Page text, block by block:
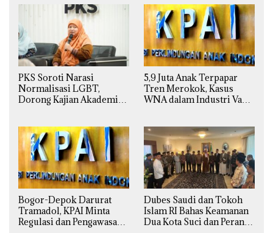
PKS Soroti Narasi
Normalisasi LGBT,
Dorong Kajian Akademik
Agama
5,9 Juta Anak Terpapar
Tren Merokok, Kasus
WNA dalam Industri Vape
Bogor-Depok Darurat
Tramadol, KPAI Minta
Regulasi dan Pengawasan
Dubes Saudi dan Tokoh
Islam RI Bahas Keamanan
Dua Kota Suci dan Peran